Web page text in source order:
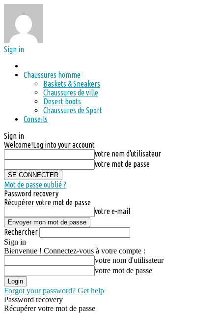
Sign in
Chaussures homme
Baskets & Sneakers
Chaussures de ville
Desert boots
Chaussures de Sport
Conseils
Sign in
Welcome!Log into your account
votre nom d'utilisateur
votre mot de passe
Mot de passe oublié ?
Password recovery
Récupérer votre mot de passe
votre e-mail
Rechercher
Sign in
Bienvenue ! Connectez-vous à votre compte :
votre nom d'utilisateur
votre mot de passe
Forgot your password? Get help
Password recovery
Récupérer votre mot de passe